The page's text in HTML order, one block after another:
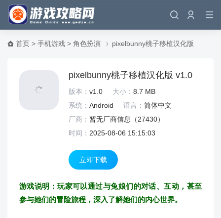
首页 > 手机游戏 > 角色扮演 pixelbunny桃子移植汉化版
pixelbunny桃子移植汉化版 v1.0
版本： v1.0 大小： 8.7 MB
系统： Android 语言： 简体中文
厂商： 暂无厂商信息（27430）
时间： 2025-08-06 15:15:03
立即下载
游戏说明：玩家可以通过与兔娘们的对话、互动，甚至
参与她们的冒险旅程，深入了解她们的内心世界。